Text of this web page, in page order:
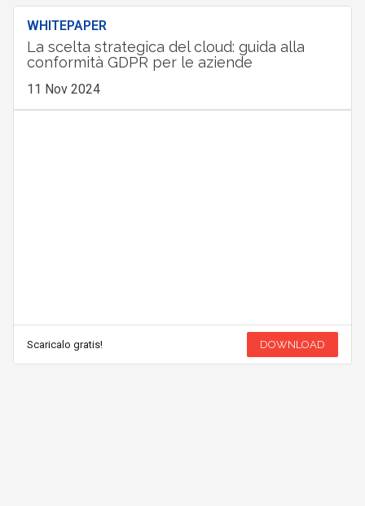
WHITEPAPER
La scelta strategica del cloud: guida alla
conformità GDPR per le aziende
11 Nov 2024
Scaricalo gratis! DOWNLOAD